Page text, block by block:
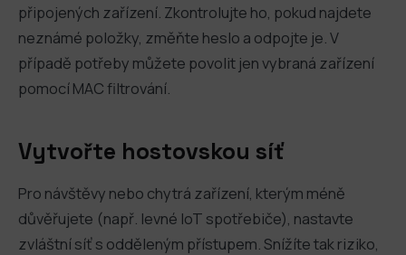
připojených zařízení. Zkontrolujte ho, pokud najdete
neznámé položky, změňte heslo a odpojte je. V
případě potřeby můžete povolit jen vybraná zařízení
pomocí MAC filtrování.
Vytvořte hostovskou síť
Pro návštěvy nebo chytrá zařízení, kterým méně
důvěřujete (např. levné IoT spotřebiče), nastavte
zvláštní síť s odděleným přístupem. Snížíte tak riziko,